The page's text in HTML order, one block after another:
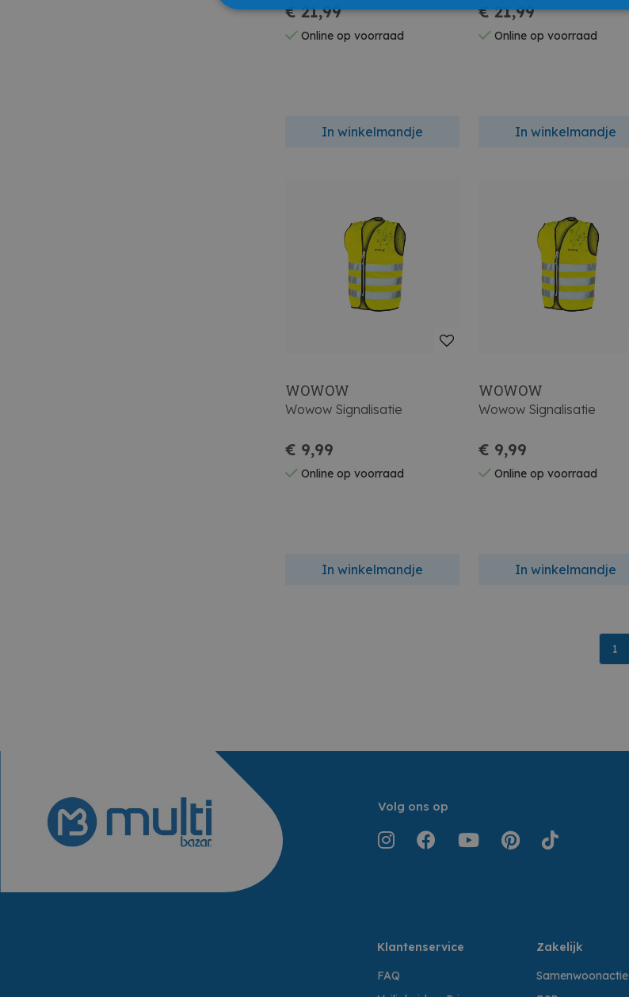
€ 21,99
Online op voorraad
In winkelmandje
€ 21,99
Online op voorraad
In winkelmandje
WOWOW
Wowow Signalisatie
€ 9,99
Online op voorraad
In winkelmandje
WOWOW
Wowow Signalisatie
€ 9,99
Online op voorraad
In winkelmandje
1
Volg ons op
Klantenservice
FAQ
Zakelijk
Samenwoonactie